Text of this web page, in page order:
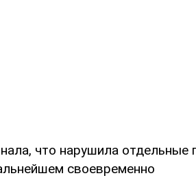
что нарушила отдельные
своевременно